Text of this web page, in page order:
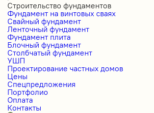
Строительство фундаментов
Фундамент на винтовых сваях
Свайный фундамент
Ленточный фундамент
Фундамент плита
Блочный фундамент
Столбчатый фундамент
УШП
Проектирование частных домов
Цены
Спецпредложения
Портфолио
Оплата
Контакты